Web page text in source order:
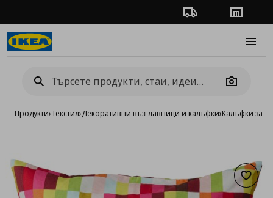
Проследяване на
Camera
Продукти›Текстил›Декоративни възглавници и калъфки›Калъфки за